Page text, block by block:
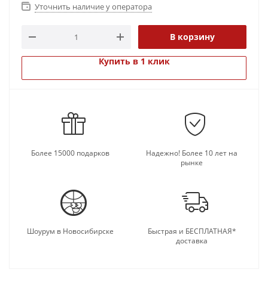
Уточнить наличие у оператора
В корзину
Купить в 1 клик
Более 15000 подарков
Надежно! Более 10 лет на
рынке
Шоурум в Новосибирске
Быстрая и БЕСПЛАТНАЯ*
доставка